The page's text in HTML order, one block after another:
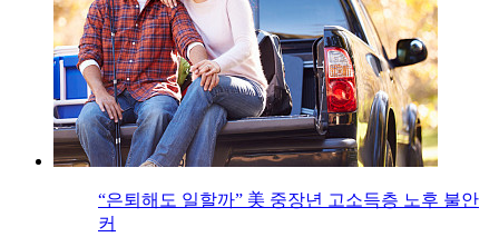
“은퇴해도 일할까” 美 중장년 고소득층 노후 불안
커